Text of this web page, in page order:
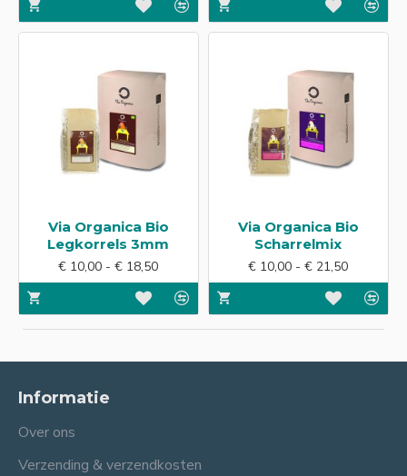
Via Organica Bio
Legkorrels 3mm
€ 10,00 - € 18,50
Via Organica Bio
Scharrelmix
€ 10,00 - € 21,50
Informatie
Over ons
Verzending & verzendkosten